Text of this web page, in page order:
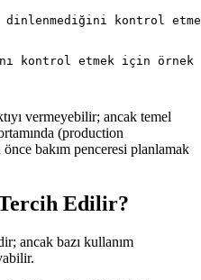
dinlenmediğini kontrol
kontrol etmek için
vermeyebilir; ancak temel
(production
bakım penceresi planlamak
Edilir?
ancak bazı kullanım